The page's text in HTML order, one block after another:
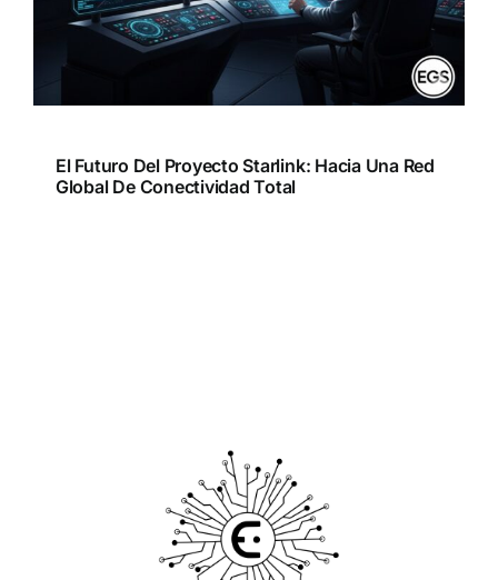
El Futuro Del Proyecto Starlink: Hacia Una Red
Global De Conectividad Total